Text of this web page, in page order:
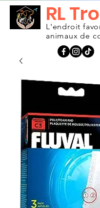
L'endroit
animaux de
RL